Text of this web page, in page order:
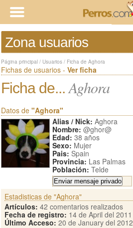
Zona usuarios
Página principal / Usuarios / Ficha de Aghora
Fichas de usuarios - Ver ficha
Ficha de... Aghora
Datos de "Aghora"
Alias / Nick: Aghora
Nombre: @ghor@
Edad: 38 años
Sexo: Mujer
Pais: Spain
Provincia: Las Palmas
Población: Telde
Estadisticas de "Aghora"
Artículos: 42 comentarios realizados
Fecha de registro: 14 de April del 2011
Último Acceso: 20 de January del 2012